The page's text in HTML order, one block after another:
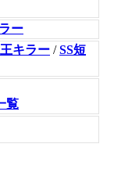
ー
キラー /SS短
覧